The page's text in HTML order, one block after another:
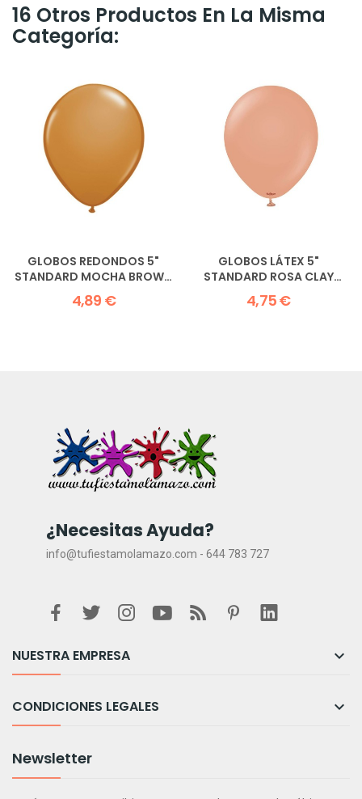
16 Otros Productos En La Misma
Categoría:
GLOBOS REDONDOS 5"
STANDARD MOCHA BROWN
QUALATEX
4,89 €
GLOBOS LÁTEX 5"
STANDARD ROSA CLAY
KALISAN
4,75 €
¿Necesitas Ayuda?
info@tufiestamolamazo.com - 644 783 727
NUESTRA EMPRESA 
CONDICIONES LEGALES 
Newsletter